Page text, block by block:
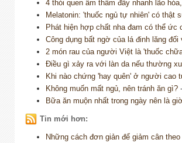
4 thói quen âm thầm đẩy nhanh lão
Melatonin: 'thuốc ngủ tự nhiên' có thật
Phát hiện hợp chất nha đam có thể ức
Công dụng bất ngờ của lá đinh lăng
2 món rau của người Việt là 'thuốc
Điều gì xảy ra với làn da nếu thường
Khi nào chứng 'hay quên' ở người cao
Không muốn mất ngủ, nên tránh ăn gì?
Bữa ăn muộn nhất trong ngày nên là
Tin mới hơn:
Những cách đơn giản để giảm cân